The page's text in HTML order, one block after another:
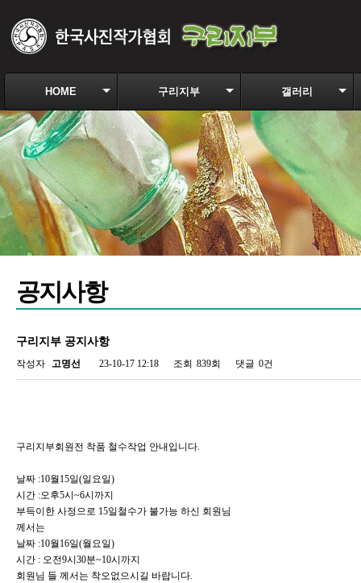
HOME 구리지부 갤러리
공지사항
구리지부 공지사항
작성자 고명선 23-10-17 12:18 조회 839회 댓글 0건
구리지부회원전 착품 철수작업 안내입니다.
날짜 :10월15일(일요일)
시간 :오후5시~6시까지
부득이한 사정으로 15일철수가 불가능 하신 회원님
께서는
날짜 :10월16일(월요일)
시간 : 오전9시30분~10시까지
회원님 들 께서는 착오없으시길 바랍니다.